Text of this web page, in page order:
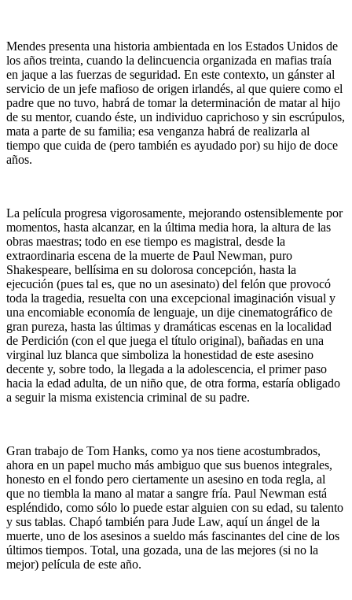
Mendes presenta una historia ambientada en los Estados Unidos de
los años treinta, cuando la delincuencia organizada en mafias traía
en jaque a las fuerzas de seguridad. En este contexto, un gánster al
servicio de un jefe mafioso de origen irlandés, al que quiere como el
padre que no tuvo, habrá de tomar la determinación de matar al hijo
de su mentor, cuando éste, un individuo caprichoso y sin escrúpulos,
mata a parte de su familia; esa venganza habrá de realizarla al
tiempo que cuida de (pero también es ayudado por) su hijo de doce
años.
La película progresa vigorosamente, mejorando ostensiblemente por
momentos, hasta alcanzar, en la última media hora, la altura de las
obras maestras; todo en ese tiempo es magistral, desde la
extraordinaria escena de la muerte de Paul Newman, puro
Shakespeare, bellísima en su dolorosa concepción, hasta la
ejecución (pues tal es, que no un asesinato) del felón que provocó
toda la tragedia, resuelta con una excepcional imaginación visual y
una encomiable economía de lenguaje, un dije cinematográfico de
gran pureza, hasta las últimas y dramáticas escenas en la localidad
de Perdición (con el que juega el título original), bañadas en una
virginal luz blanca que simboliza la honestidad de este asesino
decente y, sobre todo, la llegada a la adolescencia, el primer paso
hacia la edad adulta, de un niño que, de otra forma, estaría obligado
a seguir la misma existencia criminal de su padre.
Gran trabajo de Tom Hanks, como ya nos tiene acostumbrados,
ahora en un papel mucho más ambiguo que sus buenos integrales,
honesto en el fondo pero ciertamente un asesino en toda regla, al
que no tiembla la mano al matar a sangre fría. Paul Newman está
espléndido, como sólo lo puede estar alguien con su edad, su talento
y sus tablas. Chapó también para Jude Law, aquí un ángel de la
muerte, uno de los asesinos a sueldo más fascinantes del cine de los
últimos tiempos. Total, una gozada, una de las mejores (si no la
mejor) película de este año.